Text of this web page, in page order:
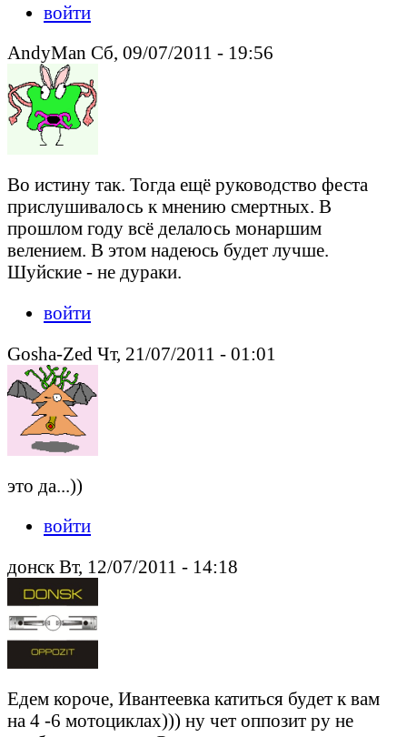
войти
AndyMan Сб, 09/07/2011 - 19:56
Во истину так. Тогда ещё руководство феста
прислушивалось к мнению смертных. В
прошлом году всё делалось монаршим
велением. В этом надеюсь будет лучше.
Шуйские - не дураки.
войти
Gosha-Zed Чт, 21/07/2011 - 01:01
это да...))
войти
донск Вт, 12/07/2011 - 14:18
Едем короче, Ивантеевка катиться будет к вам
на 4 -6 мотоциклах))) ну чет оппозит ру не